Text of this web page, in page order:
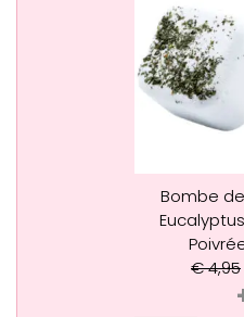
Bombe
€4,95